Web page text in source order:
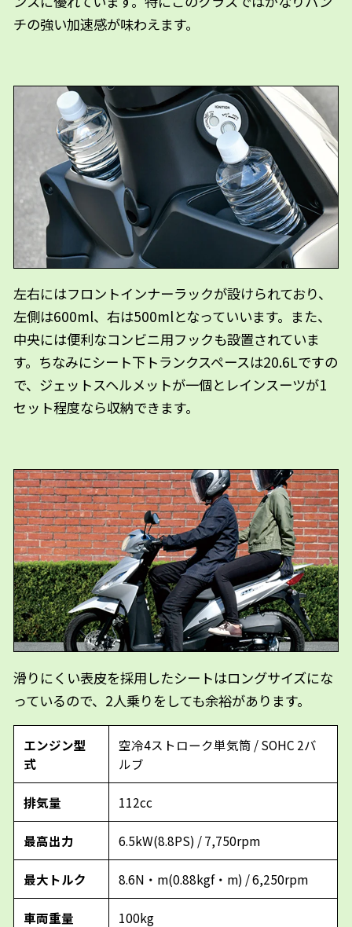
チの強い加速感が味わえます。
左右にはフロントインナーラックが設けられており、
左側は600ml、右は500mlとなっていいます。また、
中央には便利なコンビニ用フックも設置されていま
す。ちなみにシート下トランクスペースは20.6Lですの
で、ジェットスヘルメットが一個とレインスーツが1
セット程度なら収納できます。
滑りにくい表皮を採用したシートはロングサイズにな
っているので、2人乗りをしても余裕があります。
エンジン型
式
空冷4ストローク単気筒 / SOHC 2バ
ルブ
排気量 112cc
最高出力 6.5kW(8.8PS) / 7,750rpm
最大トルク 8.6N・m(0.88kgf・m) / 6,250rpm
車両重量 100kg